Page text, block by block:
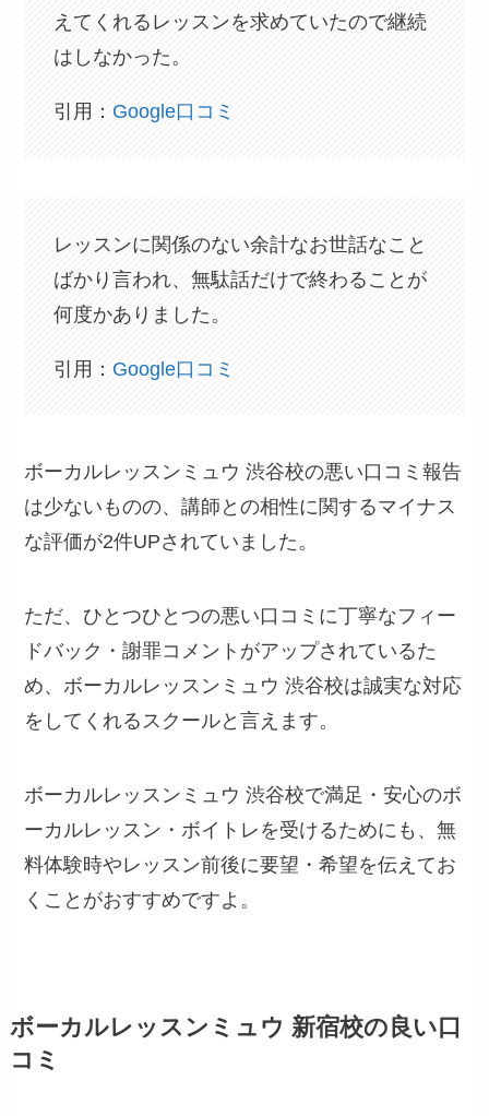
えてくれるレッスンを求めていたので継続
はしなかった。
引用： Google口コミ
レッスンに関係のない余計なお世話なこと
ばかり言われ、無駄話だけで終わることが
何度かありました。
引用： Google口コミ
ボーカルレッスンミュウ 渋谷校の悪い口コミ報告
は少ないものの、講師との相性に関するマイナス
な評価が2件UPされていました。
ただ、ひとつひとつの悪い口コミに丁寧なフィー
ドバック・謝罪コメントがアップされているた
め、ボーカルレッスンミュウ 渋谷校は誠実な対応
をしてくれるスクールと言えます。
ボーカルレッスンミュウ 渋谷校で満足・安心のボ
ーカルレッスン・ボイトレを受けるためにも、無
料体験時やレッスン前後に要望・希望を伝えてお
くことがおすすめですよ。
ボーカルレッスンミュウ 新宿校の良い口
コミ